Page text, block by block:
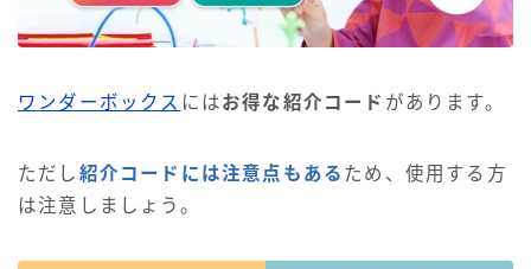
ワンダーボックス にはお得な紹介コード があります。
ただし 紹介コードには注意点もある ため、使用する方
は注意しましょう。